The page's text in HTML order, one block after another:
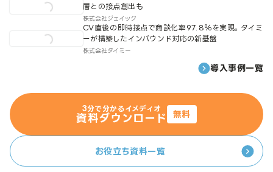
層との接点創出も
株式会社ジェイック
CV直後の即時接点で商談化率97.8％を実現。タイミ
ーが構築したインバウンド対応の新基盤
株式会社タイミー
導入事例一覧
3分で分かるイメディオ
資料ダウンロード 無料
お役立ち資料一覧